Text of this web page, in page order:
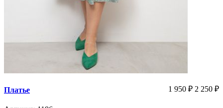
Платье 1 950 ₽ 2 250 ₽